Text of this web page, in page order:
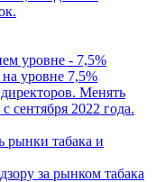
уровне - 7,5%
уровне 7,5%
Менять
сентября 2022 года.
рынки табака и
за рынком табака